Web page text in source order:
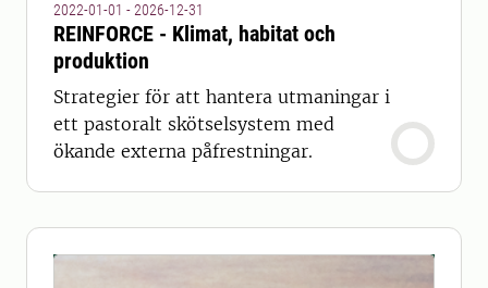
2022-01-01 - 2026-12-31
REINFORCE - Klimat, habitat och
produktion
Strategier för att hantera utmaningar i
ett pastoralt skötselsystem med
ökande externa påfrestningar.